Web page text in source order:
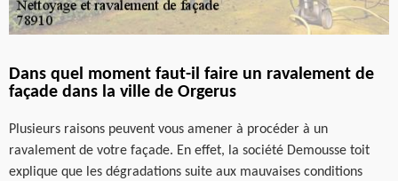
Dans quel moment faut-il faire un ravalement de
façade dans la ville de Orgerus
Plusieurs raisons peuvent vous amener à procéder à un
ravalement de votre façade. En effet, la société Demousse toit
explique que les dégradations suite aux mauvaises conditions